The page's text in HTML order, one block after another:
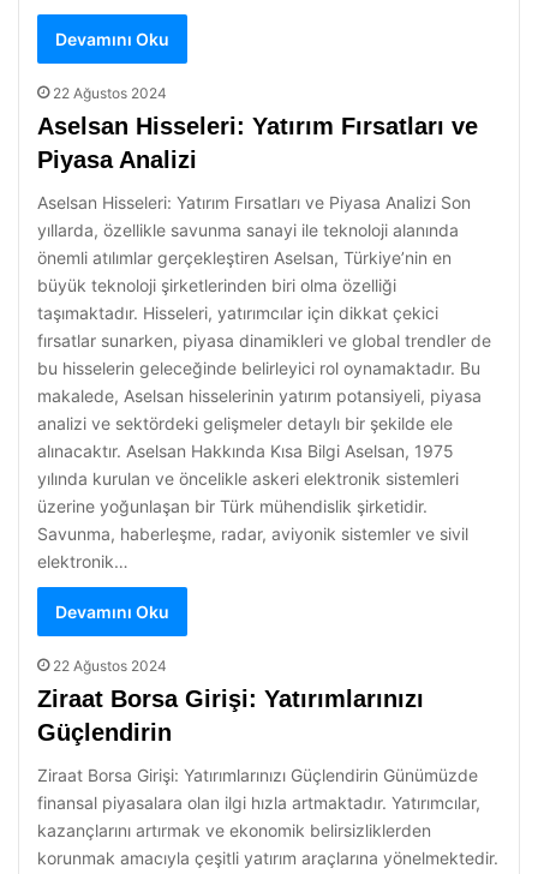
Devamını Oku
22 Ağustos 2024
Aselsan Hisseleri: Yatırım Fırsatları ve
Piyasa Analizi
Aselsan Hisseleri: Yatırım Fırsatları ve Piyasa Analizi Son
yıllarda, özellikle savunma sanayi ile teknoloji alanında
önemli atılımlar gerçekleştiren Aselsan, Türkiye’nin en
büyük teknoloji şirketlerinden biri olma özelliği
taşımaktadır. Hisseleri, yatırımcılar için dikkat çekici
fırsatlar sunarken, piyasa dinamikleri ve global trendler de
bu hisselerin geleceğinde belirleyici rol oynamaktadır. Bu
makalede, Aselsan hisselerinin yatırım potansiyeli, piyasa
analizi ve sektördeki gelişmeler detaylı bir şekilde ele
alınacaktır. Aselsan Hakkında Kısa Bilgi Aselsan, 1975
yılında kurulan ve öncelikle askeri elektronik sistemleri
üzerine yoğunlaşan bir Türk mühendislik şirketidir.
Savunma, haberleşme, radar, aviyonik sistemler ve sivil
elektronik…
Devamını Oku
22 Ağustos 2024
Ziraat Borsa Girişi: Yatırımlarınızı
Güçlendirin
Ziraat Borsa Girişi: Yatırımlarınızı Güçlendirin Günümüzde
finansal piyasalara olan ilgi hızla artmaktadır. Yatırımcılar,
kazançlarını artırmak ve ekonomik belirsizliklerden
korunmak amacıyla çeşitli yatırım araçlarına yönelmektedir.